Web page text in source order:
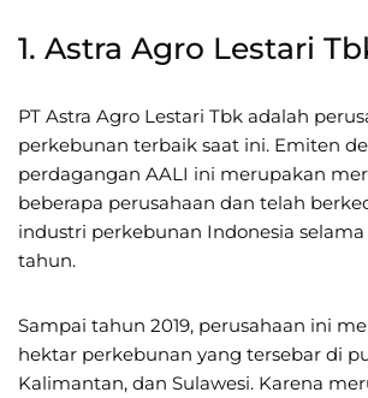
1. Astra Agro Lestari
PT Astra Agro Lestari Tbk adalah
perkebunan terbaik saat ini. Emiten
perdagangan AALI ini merupakan
beberapa perusahaan dan telah
industri perkebunan Indonesia
tahun.
Sampai tahun 2019, perusahaan ini
hektar perkebunan yang tersebar di
Kalimantan, dan Sulawesi. Karena